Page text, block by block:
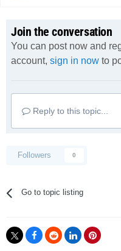
Join the conversation
You can post now and
account, sign in now to
Reply to this topic...
Followers 0
Go to topic listing